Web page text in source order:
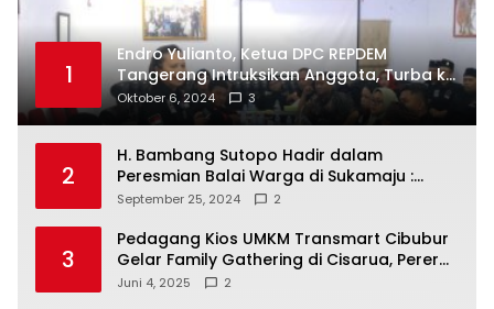
1
Endro Yulianto, Ketua DPC REPDEM
Tangerang Intruksikan Anggota, Turba ke
Masyarakat Dan Jalani Apa Yang di
Putuskan RAKERCABSUS
Oktober 6, 2024 3
2
H. Bambang Sutopo Hadir dalam
Peresmian Balai Warga di Sukamaju :
Wadah Baru untuk Kolaborasi dan
September 25, 2024 2
3
Pedagang Kios UMKM Transmart Cibubur
Gelar Family Gathering di Cisarua, Pererat
Silaturahmi dan Kekompakan
Juni 4, 2025 2